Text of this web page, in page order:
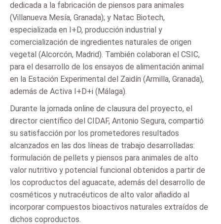
dedicada a la fabricación de piensos para animales
(Villanueva Mesía, Granada); y Natac Biotech,
especializada en I+D, producción industrial y
comercialización de ingredientes naturales de origen
vegetal (Alcorcón, Madrid). También colaboran el CSIC,
para el desarrollo de los ensayos de alimentación animal
en la Estación Experimental del Zaidín (Armilla, Granada),
además de Activa I+D+i (Málaga).
Durante la jornada online de clausura del proyecto, el
director científico del CIDAF, Antonio Segura, compartió
su satisfacción por los prometedores resultados
alcanzados en las dos líneas de trabajo desarrolladas:
formulación de pellets y piensos para animales de alto
valor nutritivo y potencial funcional obtenidos a partir de
los coproductos del aguacate, además del desarrollo de
cosméticos y nutracéuticos de alto valor añadido al
incorporar compuestos bioactivos naturales extraídos de
dichos coproductos.